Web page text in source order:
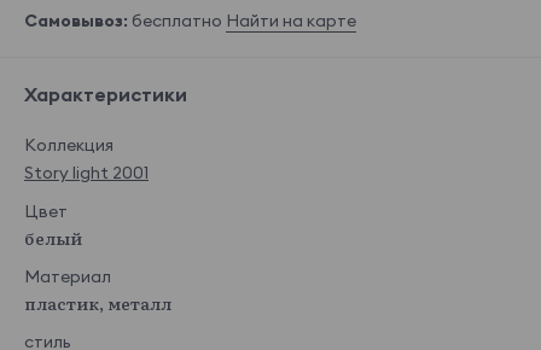
Самовывоз: бесплатно Найти на карте
Характеристики
Коллекция
Story light 2001
Цвет
белый
Материал
пластик, металл
стиль